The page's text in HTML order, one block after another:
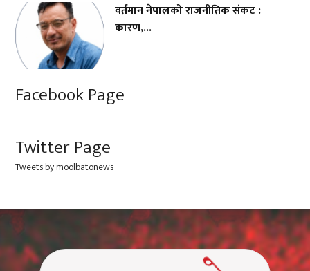
वर्तमान नेपालको राजनीतिक संकट :
कारण,...
Facebook Page
Twitter Page
Tweets by moolbatonews